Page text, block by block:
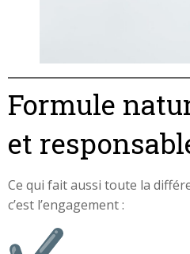
Formule
et
Ce qui fait aussi toute la
c’est l’engagement :